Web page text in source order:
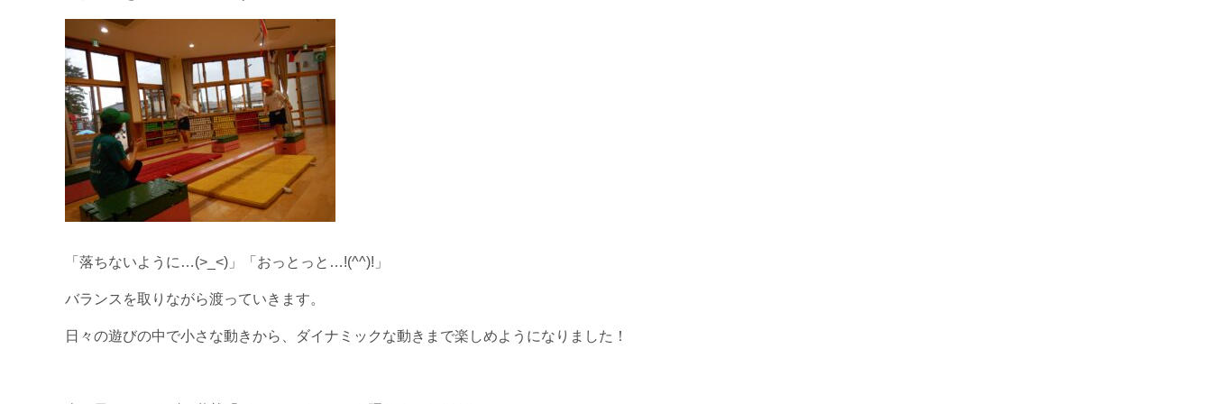
「落ちないように…(>_<)」「おっとっと…!(^^)!」
バランスを取りながら渡っていきます。
日々の遊びの中で小さな動きから、ダイナミックな動きまで楽しめようになりました！